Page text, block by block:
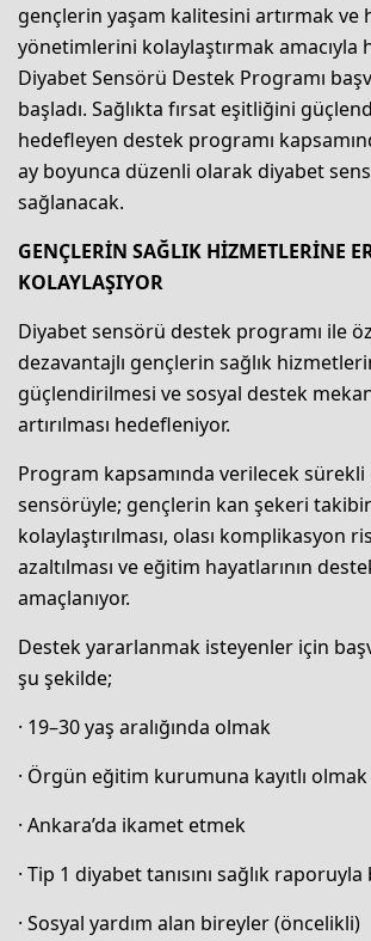
gençlerin yaşam kalitesini artırmak ve
yönetimlerini kolaylaştırmak amacıyla
Diyabet Sensörü Destek Programı
başladı. Sağlıkta fırsat eşitliğini
hedefleyen destek programı
ay boyunca düzenli olarak diyabet
sağlanacak.
GENÇLERİN SAĞLIK HİZMETLERİNE
KOLAYLAŞIYOR
Diyabet sensörü destek programı ile
dezavantajlı gençlerin sağlık
güçlendirilmesi ve sosyal destek
artırılması hedefleniyor.
Program kapsamında verilecek
sensörüyle; gençlerin kan şekeri
kolaylaştırılması, olası komplikasyon
azaltılması ve eğitim hayatlarının
amaçlanıyor.
Destek yararlanmak isteyenler için
şu şekilde;
· 19–30 yaş aralığında olmak
· Örgün eğitim kurumuna kayıtlı olmak
· Ankara’da ikamet etmek
· Tip 1 diyabet tanısını sağlık
· Sosyal yardım alan bireyler (öncelikli)